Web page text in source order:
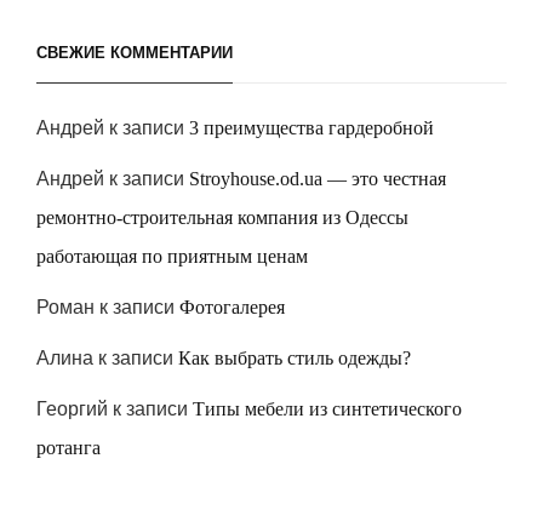
СВЕЖИЕ КОММЕНТАРИИ
Андрей к записи 3 преимущества гардеробной
Андрей к записи Stroyhouse.od.ua — это честная
ремонтно-строительная компания из Одессы
работающая по приятным ценам
Роман к записи Фотогалерея
Алина к записи Как выбрать стиль одежды?
Георгий к записи Типы мебели из синтетического
ротанга